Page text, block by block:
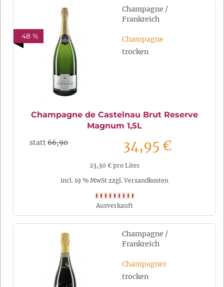
48 %
Champagne /
Frankreich
Champagne
trocken
Champagne de Castelnau Brut Reserve
Magnum 1,5L
statt66,90 34,95 €
23,30 € pro Liter
incl. 19 % MwSt zzgl. Versandkosten
Ausverkauft
Champagne /
Frankreich
Champagner
trocken